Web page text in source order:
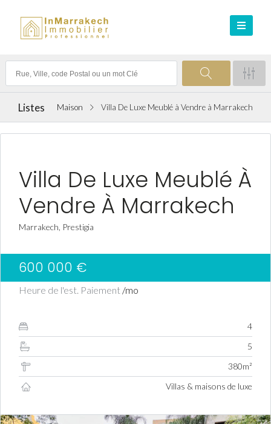
Listes Maison Villa De Luxe Meublé à Vendre à Marrakech
Villa De Luxe Meublé À
Vendre À Marrakech
Marrakech, Prestigia
600 000 €
Heure de l'est. Paiement /mo
4
5
380m²
Villas & maisons de luxe